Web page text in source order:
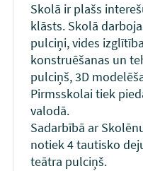
Skolā ir plašs
klāsts. Skolā
pulciņi, vides
konstruēšanas un
pulciņš, 3D
Pirmsskolai tiek
valodā.
Sadarbībā ar
notiek 4 tautisko
teātra pulciņš.